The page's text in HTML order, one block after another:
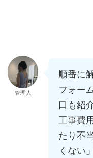
管理人
順番に
フォー
口も紹
工事費
たり不
くない